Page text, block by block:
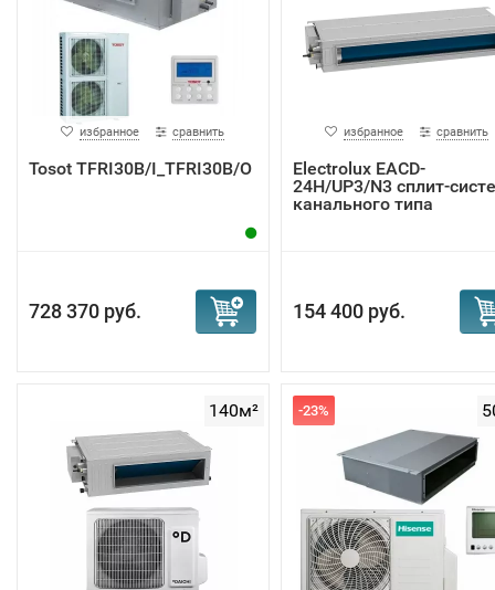
избранное сравнить
Tosot TFRI30B/I_TFRI30B/O
728 370 руб.
избранное сравнить
Electrolux EACD-
24H/UP3/N3 сплит-
канального типа
154 400 руб.
140м² -23%